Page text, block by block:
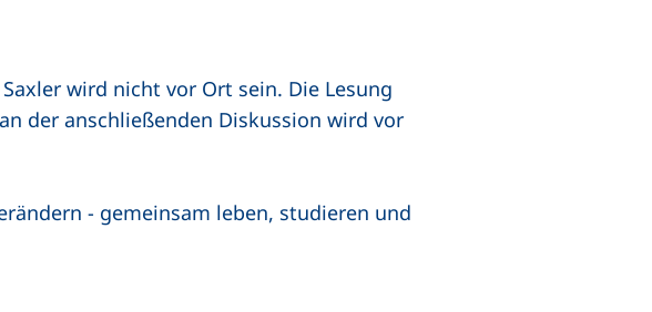
wird nicht vor Ort sein. Die Lesung
der anschließenden Diskussion wird vor
- gemeinsam leben, studieren und